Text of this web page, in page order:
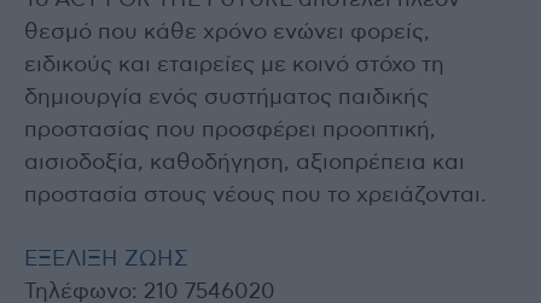
θεσμό που κάθε χρόνο ενώνει φορείς,
ειδικούς και εταιρείες με κοινό στόχο τη
δημιουργία ενός συστήματος παιδικής
προστασίας που προσφέρει προοπτική,
αισιοδοξία, καθοδήγηση, αξιοπρέπεια και
προστασία στους νέους που το χρειάζονται.
ΕΞΕΛΙΞΗ ΖΩΗΣ
Τηλέφωνο: 210 7546020